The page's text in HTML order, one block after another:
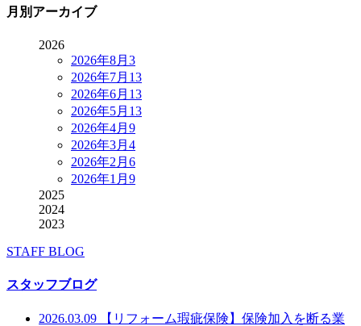
月別アーカイブ
2026
2026年8月 3
2026年7月 13
2026年6月 13
2026年5月 13
2026年4月 9
2026年3月 4
2026年2月 6
2026年1月 9
2025
2024
2023
STAFF BLOG
スタッフブログ
2026.03.09
【リフォーム瑕疵保険】保険加入を断る業